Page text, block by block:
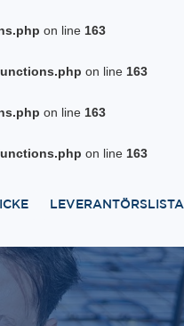
on line 163
on line 163
on line 163
on line 163
LEVERANTÖRSLISTA